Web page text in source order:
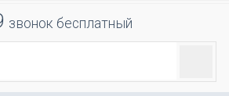
звонок бесплатный